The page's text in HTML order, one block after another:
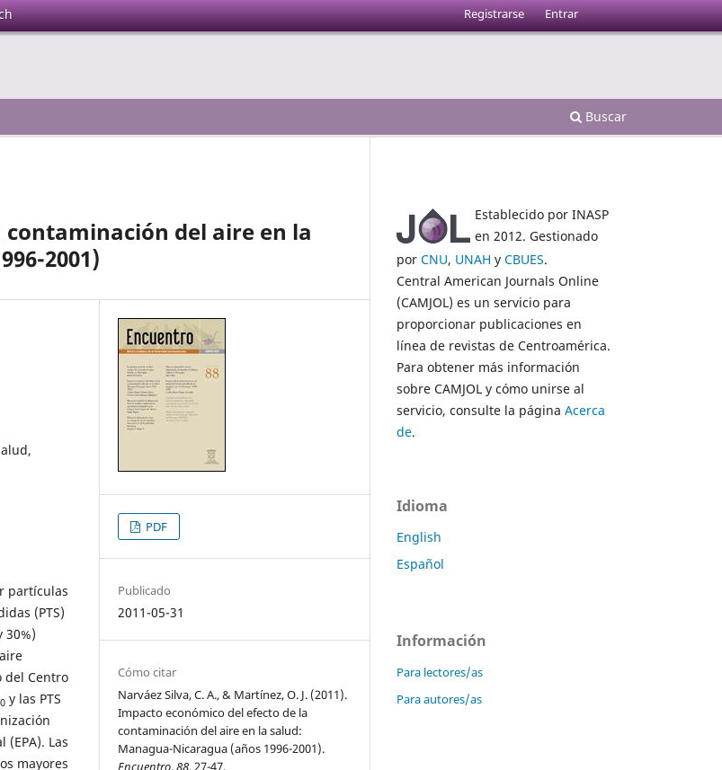
Buscar
Registrarse Entrar
del aire en la
2001)
partículas
(PTS)
30%)
del Centro
y las PTS
Las
mayores
PDF
Publicado
2011-05-31
Cómo citar
Narváez Silva, C. A., & Martínez, O. J. (2011).
Impacto económico del efecto de la
contaminación del aire en la salud:
Managua-Nicaragua (años 1996-2001).
Encuentro,88, 27-47.
Establecido por INASP
en 2012. Gestionado
por CNU, UNAH y CBUES.
Central American Journals Online
(CAMJOL) es un servicio para
proporcionar publicaciones en
línea de revistas de Centroamérica.
Para obtener más información
sobre CAMJOL y cómo unirse al
servicio, consulte la página Acerca
de.
Idioma
English
Español
Información
Para lectores/as
Para autores/as